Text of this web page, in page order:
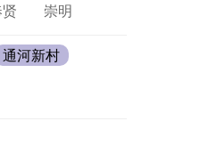
崇明
通河新村